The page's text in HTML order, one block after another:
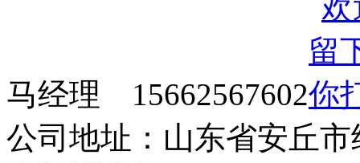
马经理 15662567602
公司地址：山东省安丘